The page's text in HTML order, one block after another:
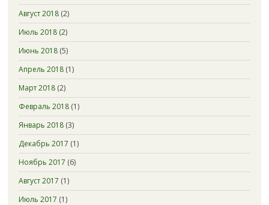
Август 2018(2)
Июль 2018(2)
Июнь 2018(5)
Апрель 2018(1)
Март 2018(2)
Февраль 2018(1)
Январь 2018(3)
Декабрь 2017 (1)
Ноябрь 2017 (6)
Август 2017 (1)
Июль 2017 (1)